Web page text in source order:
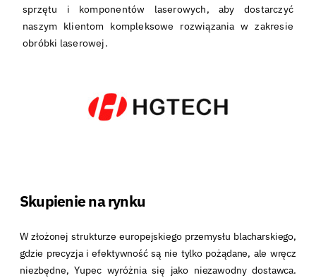
sprzętu i komponentów laserowych, aby dostarczyć
naszym klientom kompleksowe rozwiązania w zakresie
obróbki laserowej.
Skupienie na rynku
W złożonej strukturze europejskiego przemysłu blacharskiego,
gdzie precyzja i efektywność są nie tylko pożądane, ale wręcz
niezbędne, Yupec wyróżnia się jako niezawodny dostawca.